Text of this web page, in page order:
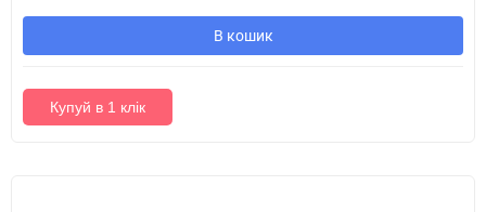
В кошик
Купуй в 1 клік